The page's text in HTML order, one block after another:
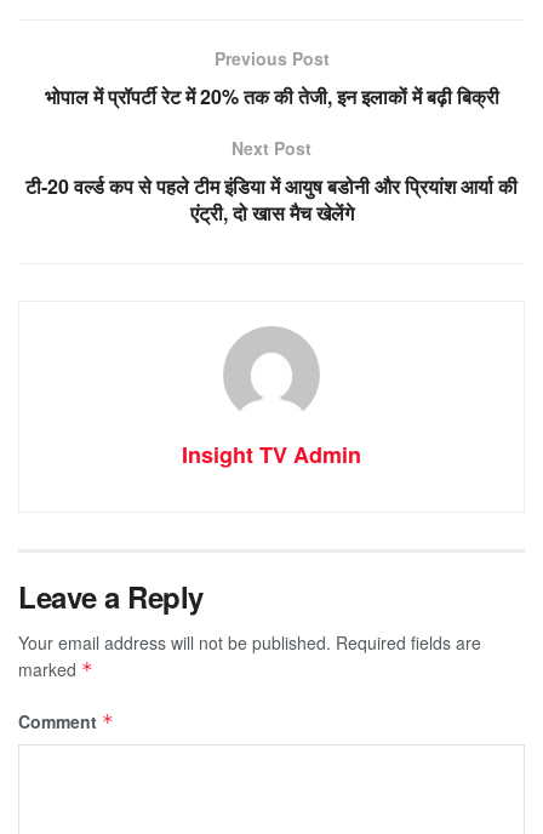
Previous Post
भोपाल में प्रॉपर्टी रेट में 20% तक की तेजी, इन इलाकों में बढ़ी बिक्री
Next Post
टी-20 वर्ल्ड कप से पहले टीम इंडिया में आयुष बडोनी और प्रियांश आर्या की
एंट्री, दो खास मैच खेलेंगे
Insight TV Admin
Leave a Reply
Your email address will not be published. Required fields are
marked *
Comment *